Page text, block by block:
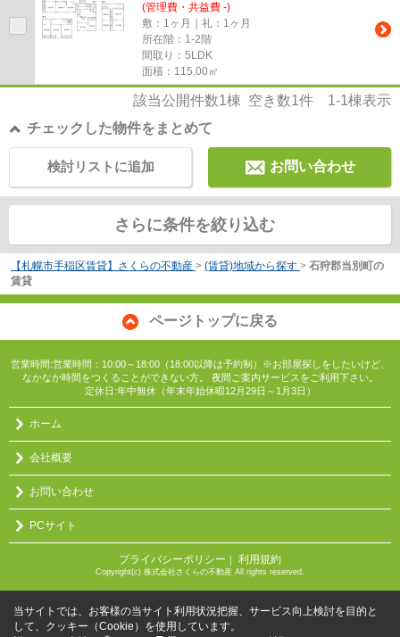
(管理費・共益費 -)
敷：1ヶ月｜礼：1ヶ月
所在階：1-2階
間取り：5LDK
面積：115.00㎡
該当公開件数1棟 空き数1件 1-1棟表示
チェックした物件をまとめて
お問い合わせ
検討リストに追加
さらに条件を絞り込む
【札幌市手稲区賃貸】さくらの不動産 > (賃貸)地域から探す > 石狩郡当別町の
賃貸
ページトップに戻る
営業時間:営業時間：10:00～18:00（18:00以降は予約制）※お部屋探しをしたいけど、
なかなか時間をつくることができない方。 夜間ご案内サービスをご利用下さい。
定休日:年中無休（年末年始休暇12月29日～1月3日）
ホーム
会社概要
お問い合わせ
PCサイト
プライバシーポリシー ｜ 利用規約
Copyright(c) 株式会社さくらの不動産 All rights reserved.
当サイトでは、お客様の当サイト利用状況把握、サービス向上検討を目的と
して、クッキー（Cookie）を使用しています。